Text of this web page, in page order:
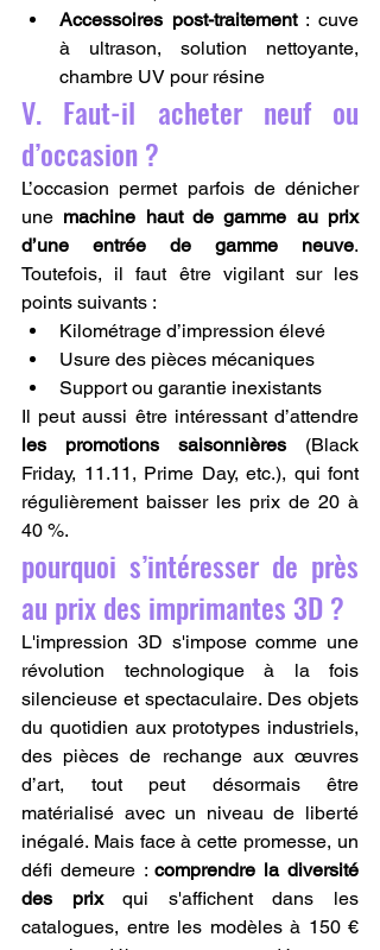
Accessoires post-traitement : cuve
à ultrason, solution nettoyante,
chambre UV pour résine
V. Faut-il acheter neuf ou
d’occasion ?
L’occasion permet parfois de dénicher
une machine haut de gamme au prix
d’une entrée de gamme neuve.
Toutefois, il faut être vigilant sur les
points suivants :
Kilométrage d’impression élevé
Usure des pièces mécaniques
Support ou garantie inexistants
les promotions saisonnières (Black
Friday, 11.11, Prime Day, etc.), qui font
régulièrement baisser les prix de 20 à
40 %.
pourquoi s’intéresser de près
au prix des imprimantes 3D ?
L'impression 3D s'impose comme une
révolution technologique à la fois
silencieuse et spectaculaire. Des objets
du quotidien aux prototypes industriels,
des pièces de rechange aux œuvres
d’art, tout peut désormais être
matérialisé avec un niveau de liberté
inégalé. Mais face à cette promesse, un
défi demeure : comprendre la diversité
des prix qui s'affichent dans les
catalogues, entre les modèles à 150 €